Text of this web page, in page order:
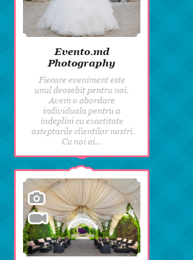
Evento.md
Photography
Fiecare eveniment este
unul deosebit pentru noi.
Avem o abordare
individuala pentru a
indeplini cu exactitate
asteptarile clientilor nostri.
Cu noi ai…